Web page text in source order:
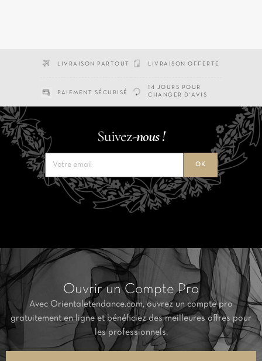
LIVRAISON PARTOUT LIVRAISON OFFERTE
PAIEMENT SÉCURISÉ
14 JOURS POUR
CHANGER D'AVIS
Suivez-nous !
Ouvrir un Compte Pro
Avec Orientaletendance.com, ouvrez un compte pro
gratuitement en ligne et bénéficiez des meilleures offres pour
les professionnels.